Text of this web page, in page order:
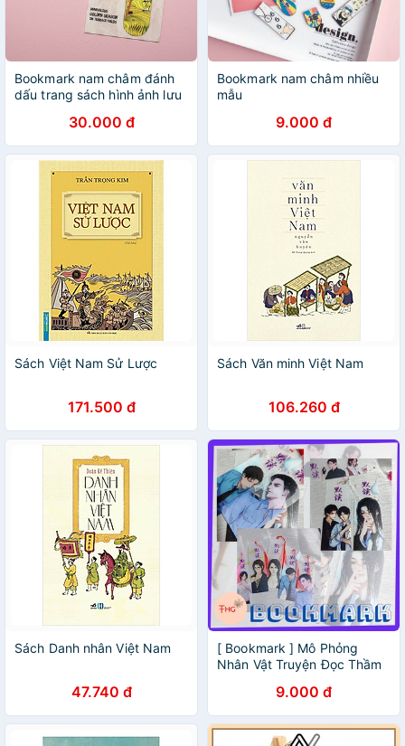
Bookmark nam châm đánh
dấu trang sách hình ảnh lưu
30.000 đ
Bookmark nam châm nhiều
mẫu
9.000 đ
Sách Việt Nam Sử Lược
171.500 đ
Sách Văn minh Việt Nam
106.260 đ
Sách Danh nhân Việt Nam
47.740 đ
[ Bookmark ] Mô Phỏng
Nhân Vật Truyện Đọc Thầm
9.000 đ